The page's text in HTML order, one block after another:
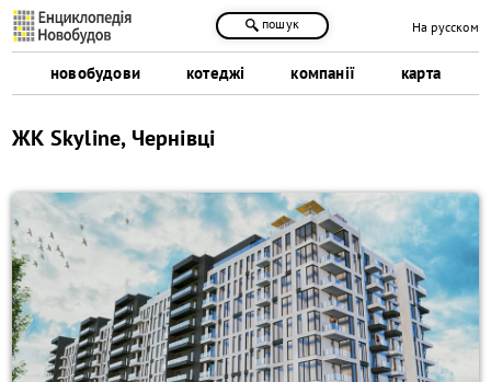
новобудови котеджі компанії карта
пошук На русском
ЖК Skyline, Чернівці